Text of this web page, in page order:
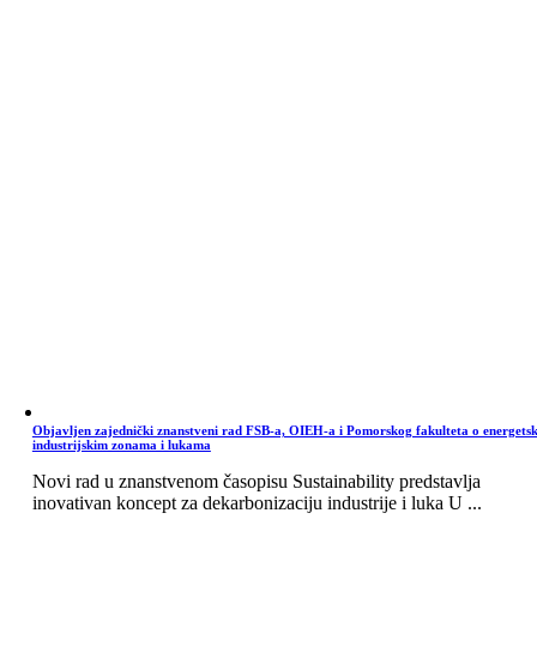
Objavljen zajednički znanstveni rad FSB-a, OIEH-a i Pomorskog fakulteta o
industrijskim zonama i lukama
Novi rad u znanstvenom časopisu Sustainability predstavlja
inovativan koncept za dekarbonizaciju industrije i luka U ...